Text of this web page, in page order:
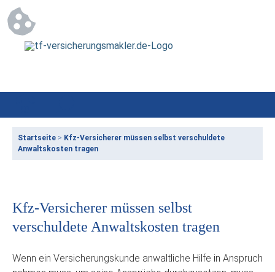
Startseite > Kfz-Versicherer müssen selbst verschuldete
Anwaltskosten tragen
Kfz-Versicherer müssen selbst
verschuldete Anwaltskosten tragen
Wenn ein Versicherungskunde anwaltliche Hilfe in Anspruch